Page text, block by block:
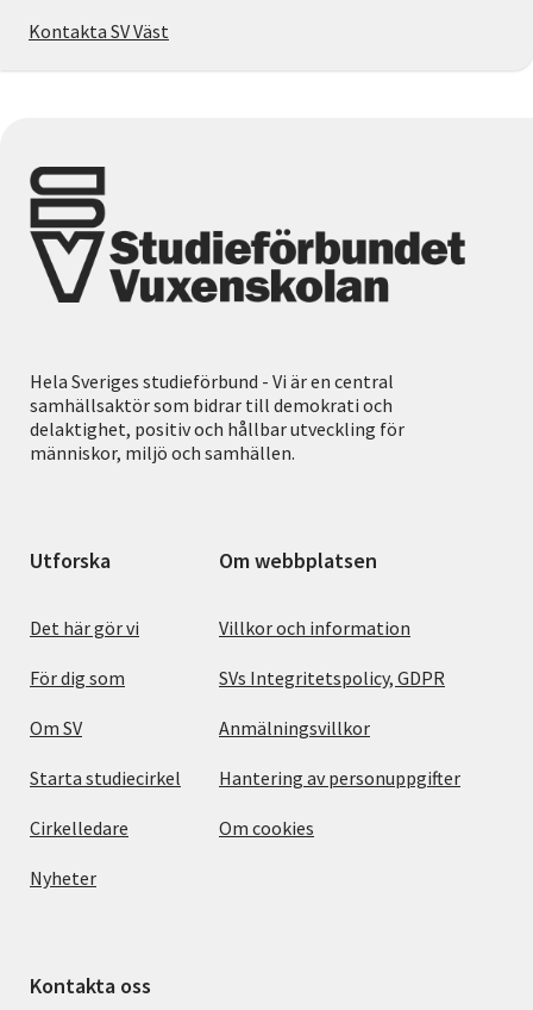
Kontakta SV Väst
Hela Sveriges studieförbund - Vi är en central
samhällsaktör som bidrar till demokrati och
delaktighet, positiv och hållbar utveckling för
människor, miljö och samhällen.
Utforska
Det här gör vi
För dig som
Om SV
Starta studiecirkel
Cirkelledare
Nyheter
Om webbplatsen
Villkor och information
SVs Integritetspolicy, GDPR
Anmälningsvillkor
Hantering av personuppgifter
Om cookies
Kontakta oss